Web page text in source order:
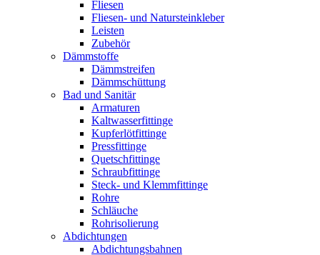
Fliesen
Fliesen- und Natursteinkleber
Leisten
Zubehör
Dämmstoffe
Dämmstreifen
Dämmschüttung
Bad und Sanitär
Armaturen
Kaltwasserfittinge
Kupferlötfittinge
Pressfittinge
Quetschfittinge
Schraubfittinge
Steck- und Klemmfittinge
Rohre
Schläuche
Rohrisolierung
Abdichtungen
Abdichtungsbahnen